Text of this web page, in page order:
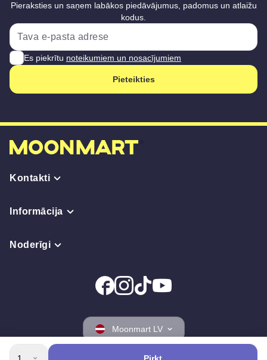
Pieraksties un saņem labākos piedāvājumus, padomus un atlaižu
kodus.
Es piekrītu noteikumiem un nosacījumiem
Pieteikties
Kontakti
Informācija
Noderīgi
Moonmart LV